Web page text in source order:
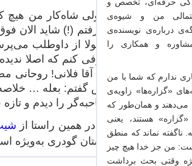
۷- ولی شاه‌کار من
می‌رفتم (!) شاید الان
معمولا از داوطلب
معرفی کنم که اصلا
حاج آقا فلانی! روحانی
نفس گفتم: بعله …
مصاحبه‌گر را دیدم و
من در همین راستا از
دوستان گودری به‌ویژه
حرفه‌ای، تخصص و
من و شیو‌ه‌ی
درباره‌ی نویسنده‌ی
و همکاری را
ندارم که شما با من
«گزاره‌ها» زاویه‌ی
می‌دهند و همان‌طور که
هستند، یعنی
ناگفته نماند که منطق
من جز خدا هیچ چیز
وقتی بحث برداشت